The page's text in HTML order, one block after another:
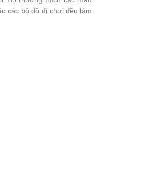
các bộ đồ đi chơi đều làm